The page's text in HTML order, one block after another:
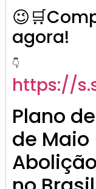
agora!
👇
https://
Plano
de Maio